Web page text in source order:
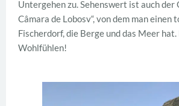
Untergehen zu. Sehenswert ist auch der
Câmara de Lobosv“, von dem man einen
Fischerdorf, die Berge und das Meer
Wohlfühlen!